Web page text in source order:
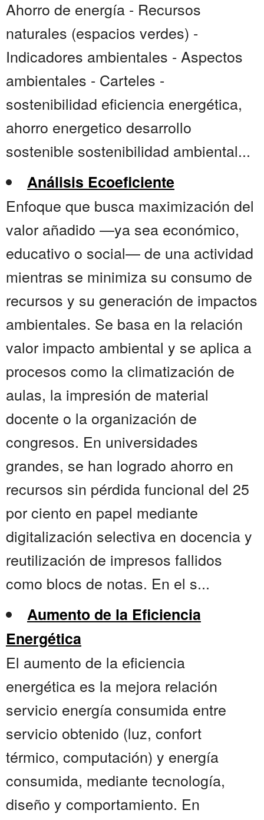
Ahorro de energía - Recursos
naturales (espacios verdes) -
Indicadores ambientales - Aspectos
ambientales - Carteles -
sostenibilidad eficiencia energética,
ahorro energetico desarrollo
sostenible sostenibilidad ambiental...
Análisis Ecoeficiente
Enfoque que busca maximización del
valor añadido —ya sea económico,
educativo o social— de una actividad
mientras se minimiza su consumo de
recursos y su generación de impactos
ambientales. Se basa en la relación
valor impacto ambiental y se aplica a
procesos como la climatización de
aulas, la impresión de material
docente o la organización de
congresos. En universidades
grandes, se han logrado ahorro en
recursos sin pérdida funcional del 25
por ciento en papel mediante
digitalización selectiva en docencia y
reutilización de impresos fallidos
como blocs de notas. En el s...
Aumento de la Eficiencia
Energética
El aumento de la eficiencia
energética es la mejora relación
servicio energía consumida entre
servicio obtenido (luz, confort
térmico, computación) y energía
consumida, mediante tecnología,
diseño y comportamiento. En